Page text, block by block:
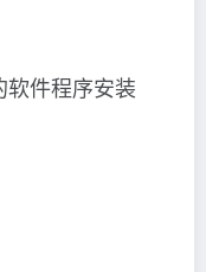
件程序安装